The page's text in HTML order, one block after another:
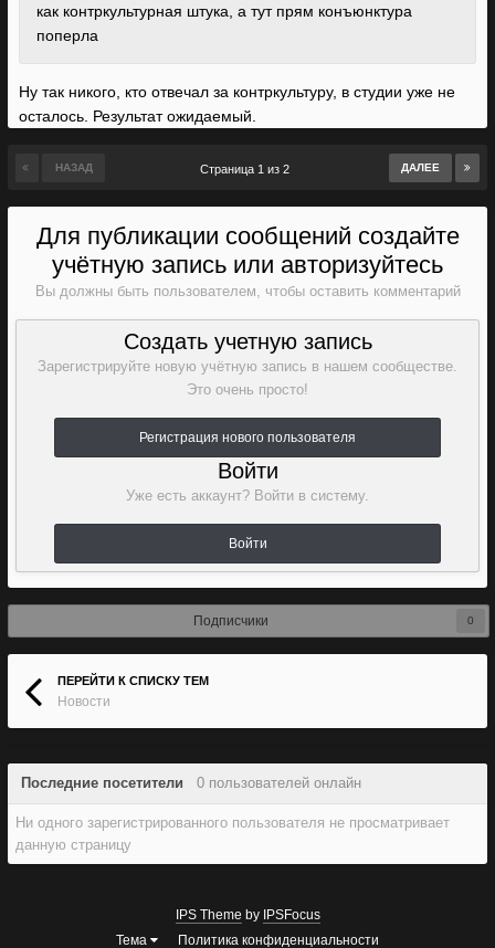
как контркультурная штука, а тут прям конъюнктура
поперла
Ну так никого, кто отвечал за контркультуру, в студии уже не
осталось. Результат ожидаемый.
НАЗАД ДАЛЕЕ
Страница 1 из 2
Для публикации сообщений создайте
учётную запись или авторизуйтесь
Вы должны быть пользователем, чтобы оставить комментарий
Создать учетную запись
Зарегистрируйте новую учётную запись в нашем сообществе.
Это очень просто!
Регистрация нового пользователя
Войти
Уже есть аккаунт? Войти в систему.
Войти
Подписчики 0
ПЕРЕЙТИ К СПИСКУ ТЕМ
Новости
Последние посетители 0 пользователей онлайн
Ни одного зарегистрированного пользователя не просматривает
данную страницу
IPS Theme by IPSFocus
Тема
Политика конфиденциальности